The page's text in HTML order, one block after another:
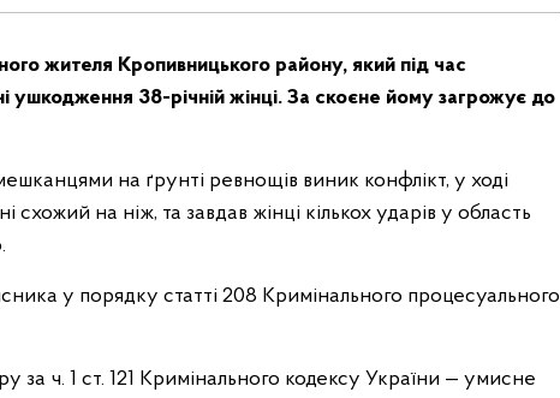
жителя Кропивницького району, який під час
ушкодження 38-річній жінці. За скоєне йому загрожує до
на ґрунті ревнощів виник конфлікт, у ході
схожий на ніж, та завдав жінці кількох ударів у область
у порядку статті 208 Кримінального процесуального
за ч. 1 ст. 121 Кримінального кодексу України — умисне